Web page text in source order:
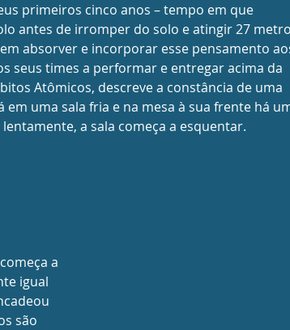
primeiros cinco anos – tempo em que
antes de irromper do solo e atingir 27
absorver e incorporar esse pensamento
seus times a performar e entregar acima da
Atômicos, descreve a constância de uma
uma sala fria e na mesa à sua frente há
a sala começa a esquentar.
a
igual
são